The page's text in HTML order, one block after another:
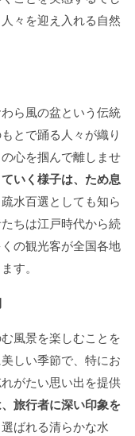
々を迎え入れる自然
ら風の盆という伝統
とで踊る人々が織り
心を掴んで離しませ
いく様子は、ため息
水百選としても知ら
ちは江戸時代から続
の観光客が全国各地
す。
風景を楽しむことを
しい季節で、特にお
がたい思い出を提供
旅行者に深い印象を
ばれる清らかな水